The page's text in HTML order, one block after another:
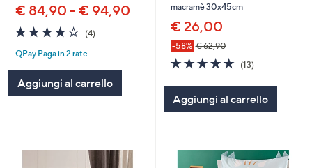
€ 84,90 - € 94,90
4.0
of
5
(4)4
QPay Paga in 2 rate
Aggiungi al carrello
macramè 30x45cm
€ 26,00
-58% € 62,90
4.8
of
5
Stars
(13)
Aggiungi al carrello